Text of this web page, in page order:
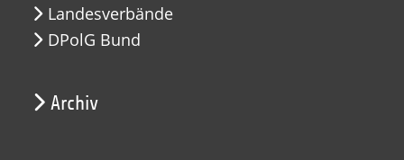
Landesverbände
DPolG Bund
Archiv